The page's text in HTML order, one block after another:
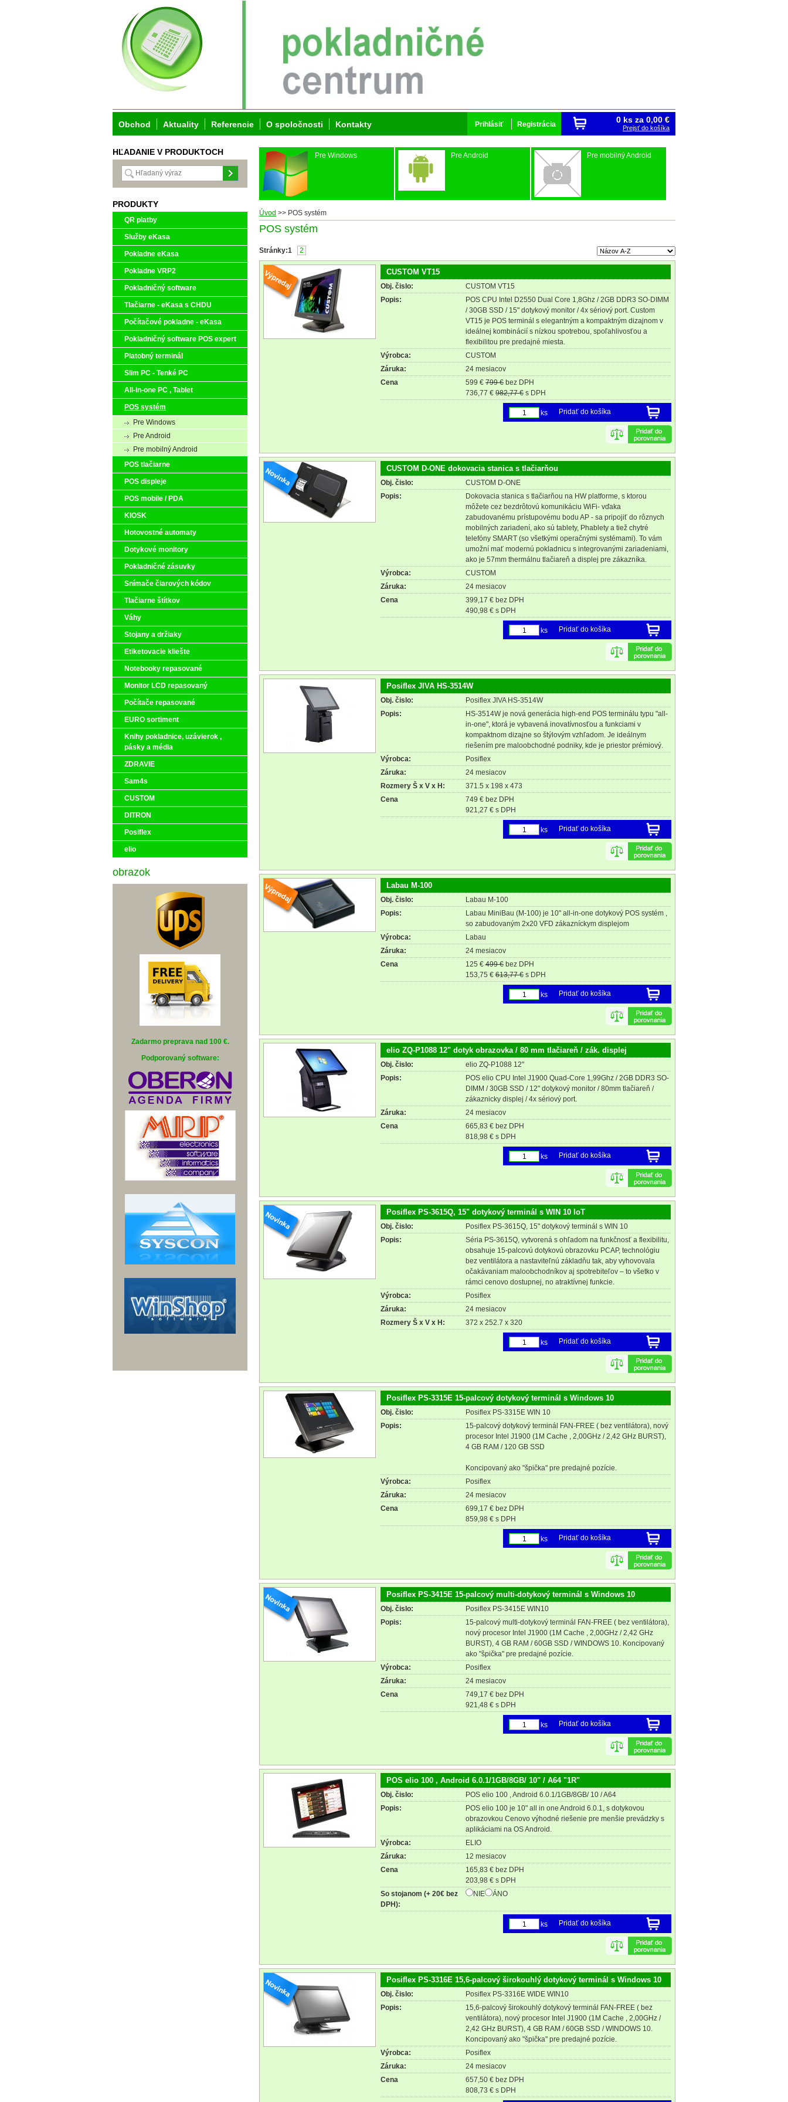
Pre Windows Pre Android Pre mobilný Android
Úvod >> POS systém
POS systém
Stránky:1 2
CUSTOM VT15
Obj. čislo:
CUSTOM VT15
Popis:
POS CPU Intel D2550 Dual Core 1,8Ghz / 2GB DDR3 SO-DIMM
/ 30GB SSD / 15" dotykový monitor / 4x sériový port. Custom
VT15 je POS terminál s elegantným a kompaktným dizajnom v
ideálnej kombinácií s nízkou spotrebou, spoľahlivosťou a
flexibilitou pre predajné miesta.
Výrobca:
CUSTOM
Záruka:
24 mesiacov
Cena
599 € 799 € bez DPH
736,77 € 982,77 € s DPH
Pridať do košíka
ks
CUSTOM D-ONE dokovacia stanica s tlačiarňou
Obj. čislo:
CUSTOM D-ONE
Popis:
Dokovacia stanica s tlačiarňou na HW platforme, s ktorou
môžete cez bezdrôtovú komunikáciu WiFi- vďaka
zabudovanému prístupovému bodu AP - sa pripojiť do rôznych
mobilných zariadení, ako sú tablety, Phablety a tiež chytré
telefóny SMART (so všetkými operačnými systémami). To vám
umožní mať modernú pokladnicu s integrovanými zariadeniami,
ako je 57mm thermálnu tlačiareň a displej pre zákazníka.
Výrobca:
CUSTOM
Záruka:
24 mesiacov
Cena
399,17 € bez DPH
490,98 € s DPH
Pridať do košíka
ks
Posiflex JIVA HS-3514W
Obj. čislo:
Posiflex JIVA HS-3514W
Popis:
HS-3514W je nová generácia high-end POS terminálu typu "all-
in-one", ktorá je vybavená inovatívnosťou a funkciami v
kompaktnom dizajne so štýlovým vzhľadom. Je ideálnym
riešením pre maloobchodné podniky, kde je priestor prémiový.
Výrobca:
Posiflex
Záruka:
24 mesiacov
Rozmery Š x V x H:
371.5 x 198 x 473
Cena
749 € bez DPH
921,27 € s DPH
Pridať do košíka
ks
Labau M-100
Obj. čislo:
Labau M-100
Popis:
Labau MiniBau (M-100) je 10" all-in-one dotykový POS systém ,
so zabudovaným 2x20 VFD zákazníckym displejom
Výrobca:
Labau
Záruka:
24 mesiacov
Cena
125 € 499 € bez DPH
153,75 € 613,77 € s DPH
Pridať do košíka
ks
elio ZQ-P1088 12" dotyk obrazovka / 80 mm tlačiareň / zák. displej
Obj. čislo:
elio ZQ-P1088 12"
Popis:
POS elio CPU Intel J1900 Quad-Core 1,99Ghz / 2GB DDR3 SO-
DIMM / 30GB SSD / 12" dotykový monitor / 80mm tlačiareň /
zákaznicky displej / 4x sériový port.
Záruka:
24 mesiacov
Cena
665,83 € bez DPH
818,98 € s DPH
Pridať do košíka
ks
Posiflex PS-3615Q, 15" dotykový terminál s WIN 10 IoT
Obj. čislo:
Posiflex PS-3615Q, 15" dotykový terminál s WIN 10
Popis:
Séria PS-3615Q, vytvorená s ohľadom na funkčnosť a flexibilitu,
obsahuje 15-palcovú dotykovú obrazovku PCAP, technológiu
bez ventilátora a nastaviteľnú základňu tak, aby vyhovovala
očakávaniam maloobchodníkov aj spotrebiteľov – to všetko v
rámci cenovo dostupnej, no atraktívnej funkcie.
Výrobca:
Posiflex
Záruka:
24 mesiacov
Rozmery Š x V x H:
372 x 252.7 x 320
Pridať do košíka
ks
Posiflex PS-3315E 15-palcový dotykový terminál s Windows 10
Obj. čislo:
Posiflex PS-3315E WIN 10
Popis:
15-palcový dotykový terminál FAN-FREE ( bez ventilátora), nový
procesor Intel J1900 (1M Cache , 2,00GHz / 2,42 GHz BURST),
4 GB RAM / 120 GB SSD
Koncipovaný ako "špička" pre predajné pozície.
Výrobca:
Posiflex
Záruka:
24 mesiacov
Cena
699,17 € bez DPH
859,98 € s DPH
Pridať do košíka
ks
Posiflex PS-3415E 15-palcový multi-dotykový terminál s Windows 10
Obj. čislo:
Posiflex PS-3415E WIN10
Popis:
15-palcový multi-dotykový terminál FAN-FREE ( bez ventilátora),
nový procesor Intel J1900 (1M Cache , 2,00GHz / 2,42 GHz
BURST), 4 GB RAM / 60GB SSD / WINDOWS 10. Koncipovaný
ako "špička" pre predajné pozície.
Výrobca:
Posiflex
Záruka:
24 mesiacov
Cena
749,17 € bez DPH
921,48 € s DPH
Pridať do košíka
ks
POS elio 100 , Android 6.0.1/1GB/8GB/ 10" / A64 "1R"
Obj. čislo:
POS elio 100 , Android 6.0.1/1GB/8GB/ 10 / A64
Popis:
POS elio 100 je 10" all in one Android 6.0.1, s dotykovou
obrazovkou Cenovo výhodné riešenie pre menšie prevádzky s
aplikáciami na OS Android.
Výrobca:
ELIO
Záruka:
12 mesiacov
Cena
165,83 € bez DPH
203,98 € s DPH
So stojanom (+ 20€ bez
DPH):
NIE ÁNO
Pridať do košíka
ks
Posiflex PS-3316E 15,6-palcový širokouhlý dotykový terminál s Windows 10
Obj. čislo:
Posiflex PS-3316E WIDE WIN10
Popis:
15,6-palcový širokouhlý dotykový terminál FAN-FREE ( bez
ventilátora), nový procesor Intel J1900 (1M Cache , 2,00GHz /
2,42 GHz BURST), 4 GB RAM / 60GB SSD / WINDOWS 10.
Koncipovaný ako "špička" pre predajné pozície.
Výrobca:
Posiflex
Záruka:
24 mesiacov
Cena
657,50 € bez DPH
808,73 € s DPH
HĽADANIE V PRODUKTOCH
PRODUKTY
QR platby
Služby eKasa
Pokladne eKasa
Pokladne VRP2
Pokladničný software
Tlačiarne - eKasa s CHDU
Počítačové pokladne - eKasa
Pokladničný software POS expert
Platobný terminál
Slim PC - Tenké PC
All-in-one PC , Tablet
POS systém
Pre Windows
Pre Android
Pre mobilný Android
POS tlačiarne
POS displeje
POS mobile / PDA
KIOSK
Hotovostné automaty
Dotykové monitory
Pokladničné zásuvky
Snímače čiarových kódov
Tlačiarne štítkov
Váhy
Stojany a držiaky
Etiketovacie kliešte
Notebooky repasované
Monitor LCD repasovaný
Počítače repasované
EURO sortiment
Knihy pokladnice, uzávierok ,
pásky a média
ZDRAVIE
Sam4s
CUSTOM
DITRON
Posiflex
elio
obrazok
Zadarmo preprava nad 100 €.
Podporovaný software:
Obchod Aktuality Referencie O spoločnosti Kontakty Prihlásiť Registrácia 0 ks za 0,00 €
Prejsť do košíka